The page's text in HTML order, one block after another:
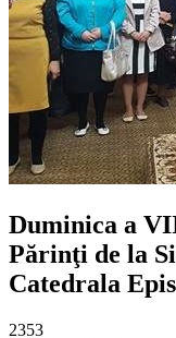
Duminica a
Părinţi de la
Catedrala
2353